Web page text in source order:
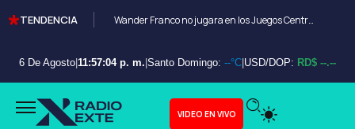
TENDENCIA Wander Franco no jugara en los Juegos Centroamericanos y de el Caribe Santo Domingo 2026
6 De Agosto 11:57:05 p. m. Santo Domingo: --°C USD/DOP: RD$ --.--
VIDEO EN VIVO